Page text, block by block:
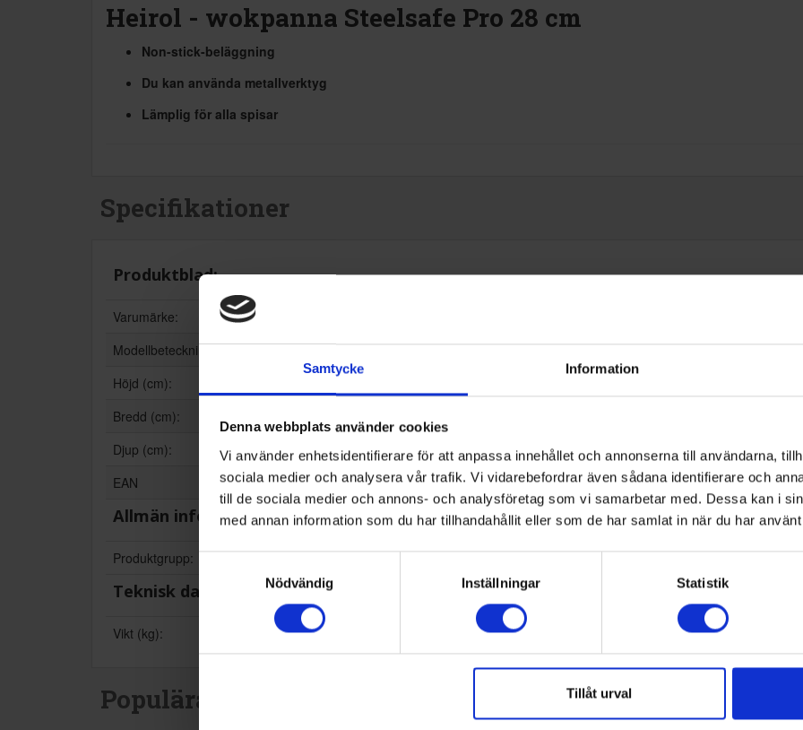
Samtycke Information
Denna webbplats använder cookies
Vi använder enhetsidentifierare för att anpassa innehållet och annonserna till användarna,
sociala medier och analysera vår trafik. Vi vidarebefordrar även sådana identifierare och
till de sociala medier och annons- och analysföretag som vi samarbetar med. Dessa kan i
med annan information som du har tillhandahållit eller som de har samlat in när du har
Nödvändig
Inställningar Statistik
Tillåt urval
Heirol - wokpanna Steelsafe Pro 28 cm
Non-stick-beläggning
Du kan använda metallverktyg
Lämplig för alla spisar
Specifikationer
Produktblad:
Varumärke:
Modellbeteckning:
81927
Höjd (cm):
Bredd (cm):
Djup (cm):
56
EAN
6419287819276
Allmän information
Produktgrupp:
Teknisk data
Vikt (kg):
Populära produkter i denna kategori